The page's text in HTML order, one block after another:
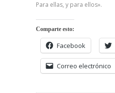
Para ellas, y para ellos».
Comparte esto:
Facebook
Correo electrónico